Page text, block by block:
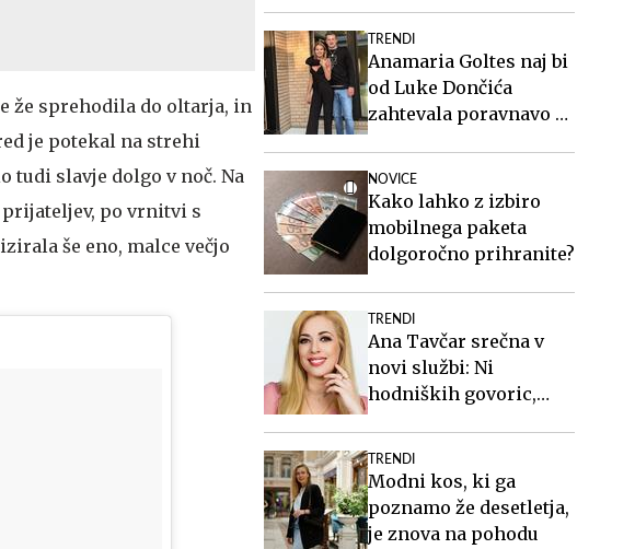
že sprehodila do oltarja, in
je potekal na strehi
tudi slavje dolgo v noč. Na
po vrnitvi s
še eno, malce večjo
TRENDI
Anamaria Goltes naj bi
od Luke Dončića
zahtevala poravnavo v
NOVICE
Kako lahko z izbiro
mobilnega paketa
dolgoročno prihranite?
TRENDI
Ana Tavčar srečna v
novi službi: Ni
hodniških govoric,
TRENDI
Modni kos, ki ga
poznamo že desetletja,
je znova na pohodu